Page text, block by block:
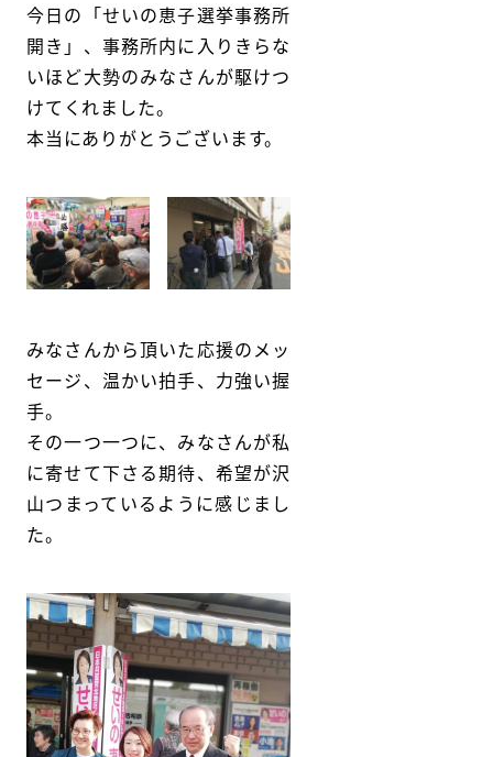
今日の「せいの恵子選挙事務所
開き」、事務所内に入りきらな
いほど大勢のみなさんが駆けつ
けてくれました。
本当にありがとうございます。
みなさんから頂いた応援のメッ
セージ、温かい拍手、力強い握
手。
その一つ一つに、みなさんが私
に寄せて下さる期待、希望が沢
山つまっているように感じまし
た。